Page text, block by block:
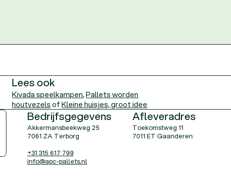
Lees ook
Kivada speelkampen Pallets worden
houtvezels
Kleine huisjes, groot idee
Bedrijfsgegevens
Akkermansbeekweg 25
7061 ZA Terborg
+31 315 617 799
info@apc-pallets.nl
Afleveradres
Toekomstweg 11
7011 ET Gaanderen